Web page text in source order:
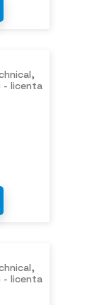
- licenta
- licenta